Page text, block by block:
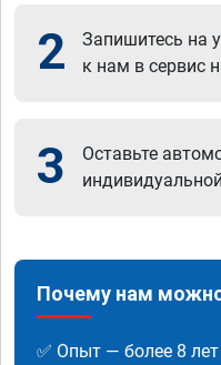
2
Запишитесь на
к нам в сервис
3
Оставьте
Почему нам
✅ Опыт — более 8